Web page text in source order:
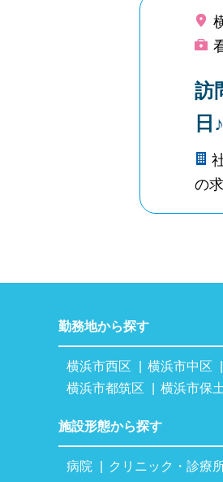
訪
日
の
勤務地から探す
横浜市西区 横浜市中区
横浜市都筑区
横浜市保
施設形態から探す
病院 クリニック・診療